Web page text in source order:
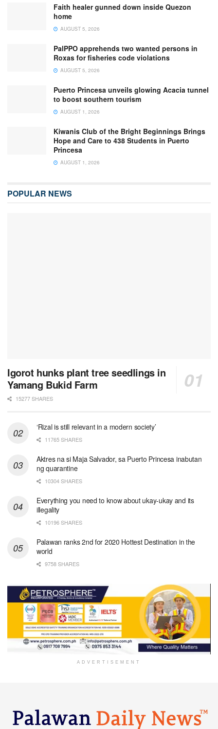
Faith healer gunned down inside Quezon
home
AUGUST 5, 2026
PalPPO apprehends two wanted persons in
Roxas for fisheries code violations
AUGUST 5, 2026
Puerto Princesa unveils glowing Acacia tunnel
to boost southern tourism
AUGUST 1, 2026
Kiwanis Club of the Bright Beginnings Brings
Hope and Care to 438 Students in Puerto
Princesa
AUGUST 1, 2026
POPULAR NEWS
Igorot hunks plant tree seedlings in
Yamang Bukid Farm
15277 SHARES
‘Rizal is still relevant in a modern society’
11765 SHARES
Aktres na si Maja Salvador, sa Puerto Princesa inabutan
ng quarantine
10304 SHARES
Everything you need to know about ukay-ukay and its
illegality
10196 SHARES
Palawan ranks 2nd for 2020 Hottest Destination in the
world
9758 SHARES
ADVERTISEMENT